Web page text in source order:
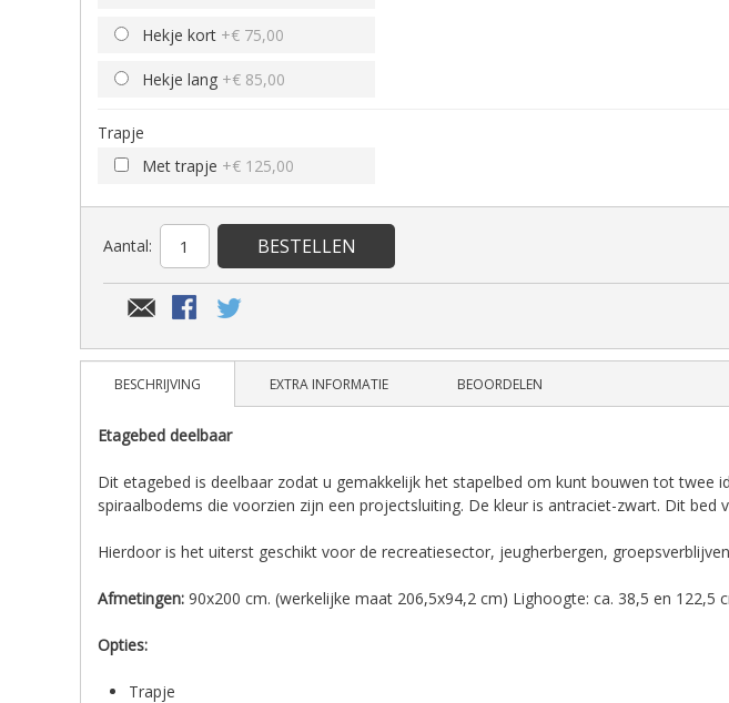
Hekje kort +€ 75,00
Hekje lang +€ 85,00
Trapje
Met trapje +€ 125,00
Aantal: BESTELLEN
BESCHRIJVING EXTRA INFORMATIE BEOORDELEN
Etagebed deelbaar
Dit etagebed is deelbaar zodat u gemakkelijk het stapelbed om kunt bouwen tot twee
spiraalbodems die voorzien zijn een projectsluiting. De kleur is antraciet-zwart. Dit bed
Hierdoor is het uiterst geschikt voor de recreatiesector, jeugherbergen,
Afmetingen: 90x200 cm. (werkelijke maat 206,5x94,2 cm) Lighoogte: ca. 38,5 en 122,5
Opties:
Trapje